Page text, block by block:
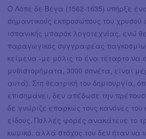
Ο Λόπε δε Βέγα (1562-1635) υπήρξε
σημαντικούς εκπροσώπους του χρυσού
ισπανικής μπαρόκ λογοτεχνίας, ενώ
παραγωγικός συγγραφέας
κείμενα -με μόλις το ένα τέταρτο να
μυθιστορήματα, 3000 σονέτα, είναι
αυτά). Στη θεατρική του δημιουργία,
επισημάνει, δεν απέδωσε την
δε γνώριζε επαρκώς τους κανόνες του
είδους. Πολλές φορές ανακάτευε το
κωμικό, αλλά στόχος του δεν ήταν να